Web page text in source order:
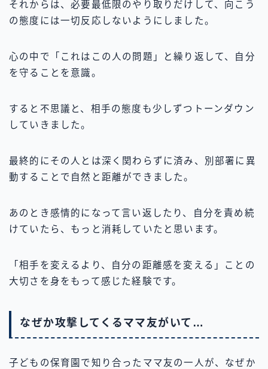
それからは、必要最低限のやり取りだけして、向こう
の態度には一切反応しないようにしました。
心の中で「これはこの人の問題」と繰り返して、自分
を守ることを意識。
すると不思議と、相手の態度も少しずつトーンダウン
していきました。
最終的にその人とは深く関わらずに済み、別部署に異
動することで自然と距離ができました。
あのとき感情的になって言い返したり、自分を責め続
けていたら、もっと消耗していたと思います。
「相手を変えるより、自分の距離感を変える」ことの
大切さを身をもって感じた経験です。
なぜか攻撃してくるママ友がいて…
子どもの保育園で知り合ったママ友の一人が、なぜか